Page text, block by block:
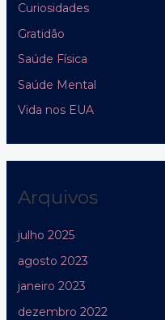
Curiosidades
Gratidão
Saúde Física
Saúde Mental
Vida nos EUA
Arquivos
julho 2025
agosto 2023
janeiro 2023
dezembro 2022